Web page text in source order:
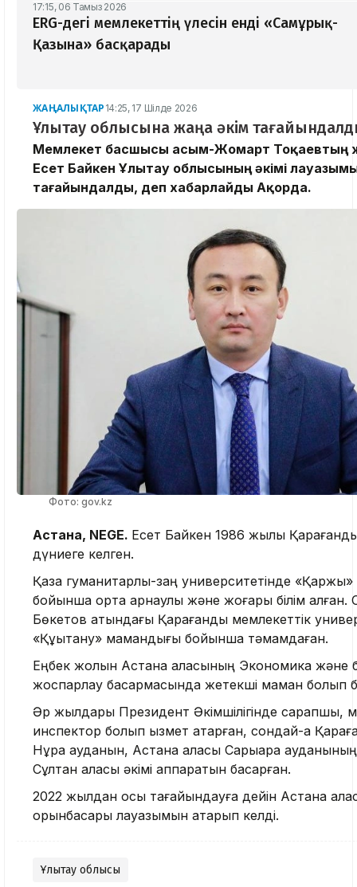
17:15, 06 Тамыз 2026
ERG-дегі мемлекеттің үлесін енді «Самұрық-
Қазына» басқарады
ЖАҢАЛЫҚТАР 14:25, 17 Шілде 2026
Ұлытау облысына жаңа әкім
Мемлекет басшысы Қасым-Жомарт Тоқаевтың
Есет Байкен Ұлытау облысының әкімі
тағайындалды, деп хабарлайды Ақорда.
Фото: gov.kz
Астана, NEGE. Есет Байкен 1986 жылы
дүниеге келген.
Қазақ гуманитарлық-заң университетінде
бойынша орта арнаулы және жоғары білім алған.
Бөкетов атындағы Қарағанды мемлекеттік
«Құқықтану» мамандығы бойынша тәмамдаған.
Еңбек жолын Астана қаласының Экономика және
жоспарлау басқармасында жетекші маман болып
Әр жылдары Президент Әкімшілігінде сарапшы,
инспектор болып қызмет атқарған, сондай-ақ
Нұра ауданын, Астана қаласы Сарыарқа
Сұлтан қаласы әкімі аппаратын басқарған.
2022 жылдан осы тағайындауға дейін Астана
орынбасары лауазымын атқарып келді.
Ұлытау облысы